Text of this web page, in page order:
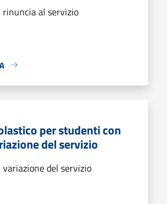
rinuncia al servizio
per studenti con
del servizio
del servizio